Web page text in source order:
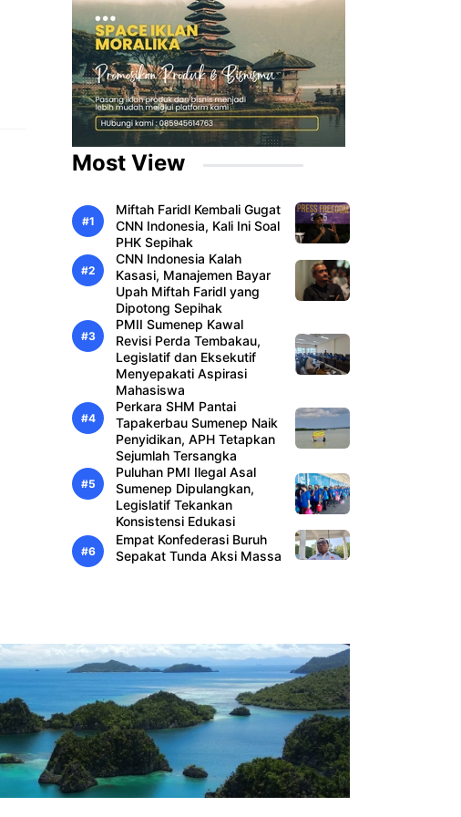
Most View
Miftah Faridl Kembali Gugat
CNN Indonesia, Kali Ini Soal
PHK Sepihak
CNN Indonesia Kalah
Kasasi, Manajemen Bayar
Upah Miftah Faridl yang
Dipotong Sepihak
PMII Sumenep Kawal
Revisi Perda Tembakau,
Legislatif dan Eksekutif
Menyepakati Aspirasi
Mahasiswa
Perkara SHM Pantai
Tapakerbau Sumenep Naik
Penyidikan, APH Tetapkan
Sejumlah Tersangka
Puluhan PMI Ilegal Asal
Sumenep Dipulangkan,
Legislatif Tekankan
Konsistensi Edukasi
Empat Konfederasi Buruh
Sepakat Tunda Aksi Massa